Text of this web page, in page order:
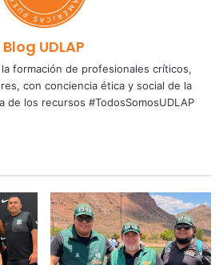
Blog UDLAP
formación de profesionales críticos,
con conciencia ética y social de la
de los recursos #TodosSomosUDLAP